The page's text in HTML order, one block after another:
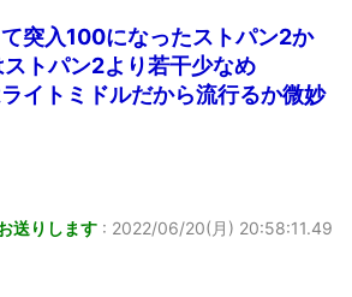
突入100になったストパン2か
ストパン2より若干少なめ
イトミドルだから流行るか微妙
送りします : 2022/06/20(月) 20:58:11.49